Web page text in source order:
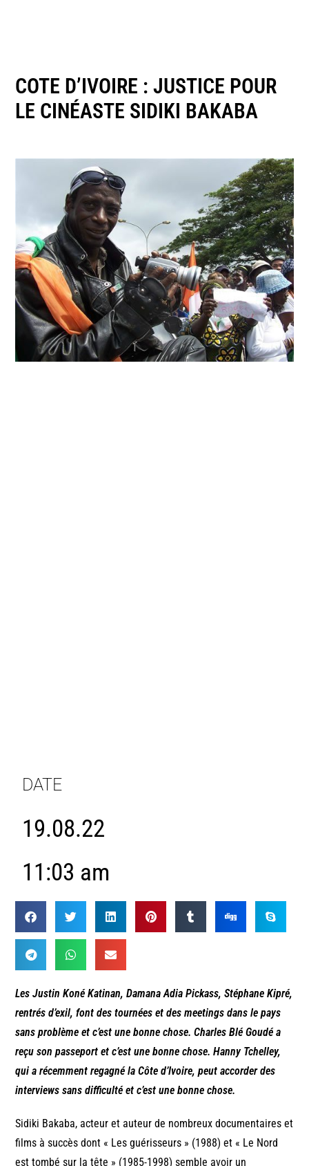
COTE D’IVOIRE : JUSTICE POUR
LE CINÉASTE SIDIKI BAKABA
DATE
19.08.22
11:03 am
Les Justin Koné Katinan, Damana Adia Pickass, Stéphane Kipré,
rentrés d’exil, font des tournées et des meetings dans le pays
sans problème et c’est une bonne chose. Charles Blé Goudé a
reçu son passeport et c’est une bonne chose. Hanny Tchelley,
qui a récemment regagné la Côte d’Ivoire, peut accorder des
interviews sans difficulté et c’est une bonne chose.
Sidiki Bakaba, acteur et auteur de nombreux documentaires et
films à succès dont « Les guérisseurs » (1988) et « Le Nord
est tombé sur la tête » (1985-1998) semble avoir un